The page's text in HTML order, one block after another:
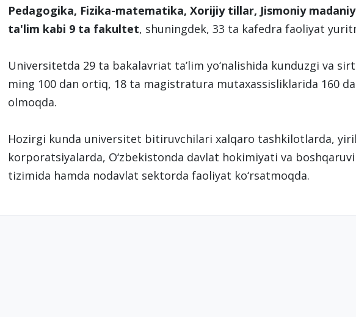
Pedagogika, Fizika-matematika, Xorijiy tillar, Jismoniy
ta'lim kabi 9 ta fakultet, shuningdek, 33 ta kafedra faoliyat
Universitetda 29 ta bakalavriat ta’lim yo‘nalishida kunduzgi va
ming 100 dan ortiq, 18 ta magistratura mutaxassisliklarida 160
olmoqda.
Hozirgi kunda universitet bitiruvchilari xalqaro tashkilotlarda,
korporatsiyalarda, O‘zbekistonda davlat hokimiyati va
tizimida hamda nodavlat sektorda faoliyat ko‘rsatmoqda.